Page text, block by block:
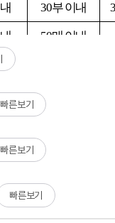
빠른보기
빠른보기
빠른보기